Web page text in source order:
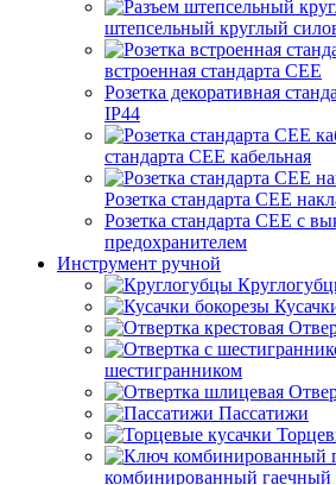
штепсельный круглый
встроенная стандарта CEE
Розетка декоративная
IP44
стандарта СЕЕ кабельная
Розетка стандарта СЕЕ
Розетка стандарта СЕЕ с
предохранителем
Инструмент ручной
шестигранником
Пассатижи
комбинированный гаечный